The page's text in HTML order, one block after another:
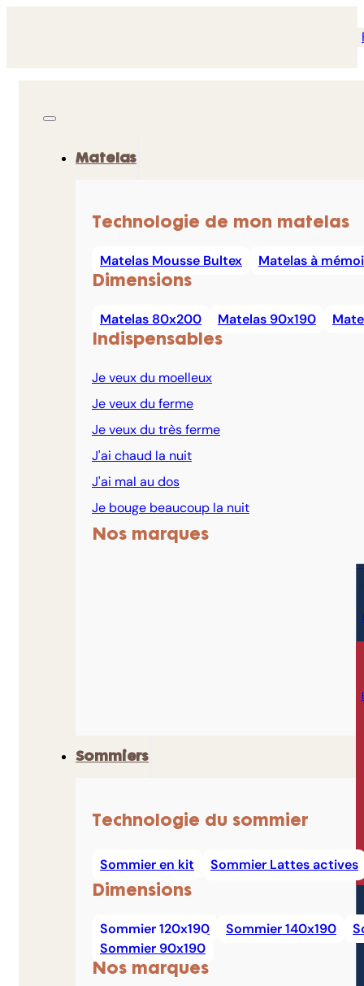
Matelas
Technologie de mon matelas
Matelas Mousse Bultex Matelas à
Dimensions
Matelas 80x200 Matelas 90x190
Indispensables
Je veux du moelleux
Je veux du ferme
Je veux du très ferme
J'ai chaud la nuit
J'ai mal au dos
Je bouge beaucoup la nuit
Nos marques
Sommiers
Technologie du sommier
Sommier en kit Sommier Lattes actives
Dimensions
Sommier 120x190 Sommier 140x190
Sommier 90x190
Nos marques